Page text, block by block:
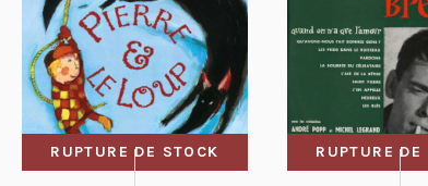
RUPTURE DE STOCK RUPTURE DE